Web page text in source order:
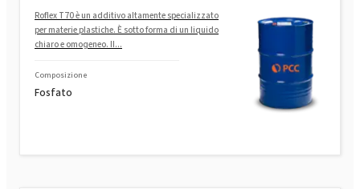
Roflex T70 è un additivo altamente specializzato
per materie plastiche. È sotto forma di un liquido
chiaro e omogeneo. Il...
Composizione
Fosfato